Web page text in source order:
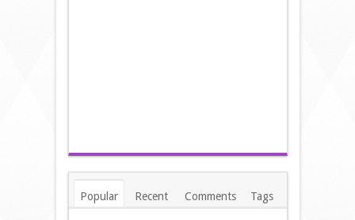
Popular Recent Comments Tags